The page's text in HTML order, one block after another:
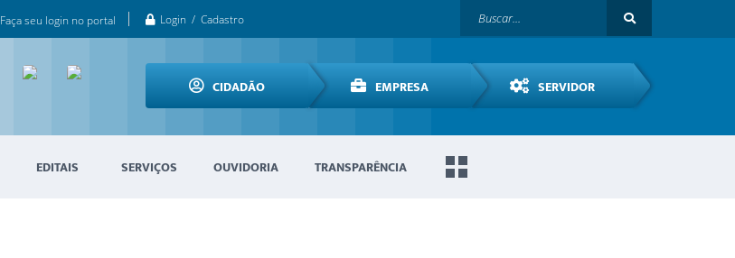
Faça seu login no portal Login / Cadastro
CIDADÃO EMPRESA SERVIDOR
EDITAIS SERVIÇOS OUVIDORIA TRANSPARÊNCIA